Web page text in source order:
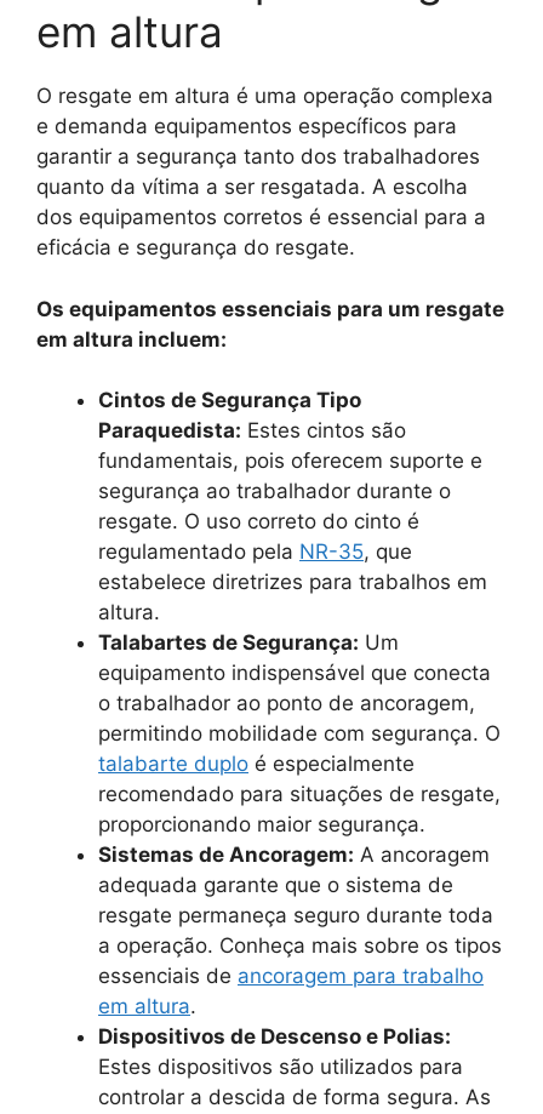
em altura
O resgate em altura é uma operação complexa
e demanda equipamentos específicos para
garantir a segurança tanto dos trabalhadores
quanto da vítima a ser resgatada. A escolha
dos equipamentos corretos é essencial para a
eficácia e segurança do resgate.
Os equipamentos essenciais para um resgate
em altura incluem:
Cintos de Segurança Tipo
Paraquedista: Estes cintos são
fundamentais, pois oferecem suporte e
segurança ao trabalhador durante o
resgate. O uso correto do cinto é
regulamentado pela NR-35, que
estabelece diretrizes para trabalhos em
altura.
Talabartes de Segurança: Um
equipamento indispensável que conecta
o trabalhador ao ponto de ancoragem,
permitindo mobilidade com segurança. O
talabarte duplo é especialmente
recomendado para situações de resgate,
proporcionando maior segurança.
Sistemas de Ancoragem: A ancoragem
adequada garante que o sistema de
resgate permaneça seguro durante toda
a operação. Conheça mais sobre os tipos
essenciais de ancoragem para trabalho
em altura.
Dispositivos de Descenso e Polias:
Estes dispositivos são utilizados para
controlar a descida de forma segura. As